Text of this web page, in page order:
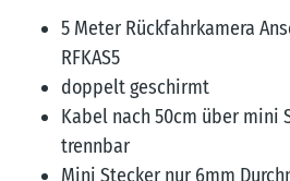
5 Meter Rückfahrkamera
RFKAS5
doppelt geschirmt
Kabel nach 50cm über mini
trennbar
Mini Stecker nur 6mm